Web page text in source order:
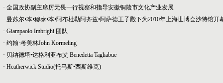
· 全国政协副主席厉无畏一行视察和指导安徽铜陵市文化产业发展
· 曼苏尔•本•穆泰•本•阿布杜勒阿齐兹•阿萨德王子殿下为2010年上海世博会沙特馆开
· Giampaolo Imbrighi 团队
· 约翰·考美林John Kormeling
· 贝纳德塔•达格利亚布艾 Benedetta Tagliabue
· Heatherwick Studio(托马斯•西斯维克)